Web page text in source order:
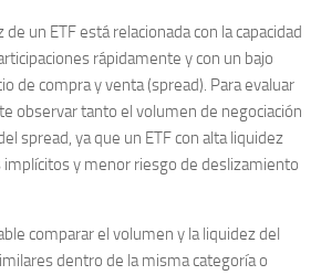
un ETF está relacionada con la capacidad
rápidamente y con un bajo
de compra y venta (spread). Para evaluar
observar tanto el volumen de negociación
spread, ya que un ETF con alta liquidez
y menor riesgo de deslizamiento
comparar el volumen y la liquidez del
dentro de la misma categoría o